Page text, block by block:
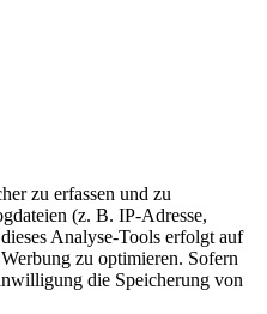
zu erfassen und zu
(z. B. IP-Adresse,
Analyse-Tools erfolgt auf
zu optimieren. Sofern
die Speicherung von